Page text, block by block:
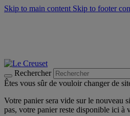
Skip to main content Skip to footer
Rechercher
Êtes vous sûr de vouloir changer de
Votre panier sera vide sur le nouveau
pas, votre panier reste disponible ici à